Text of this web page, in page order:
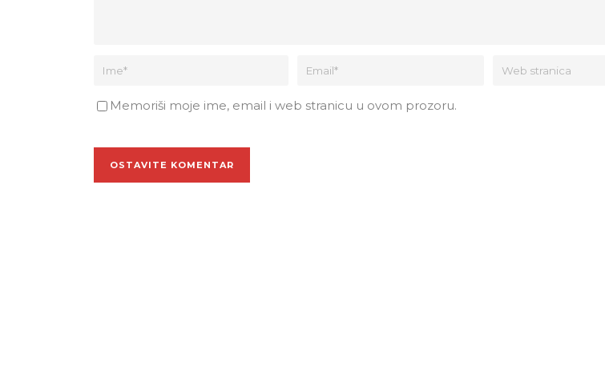
Memoriši moje ime, email i web stranicu u ovom prozoru.